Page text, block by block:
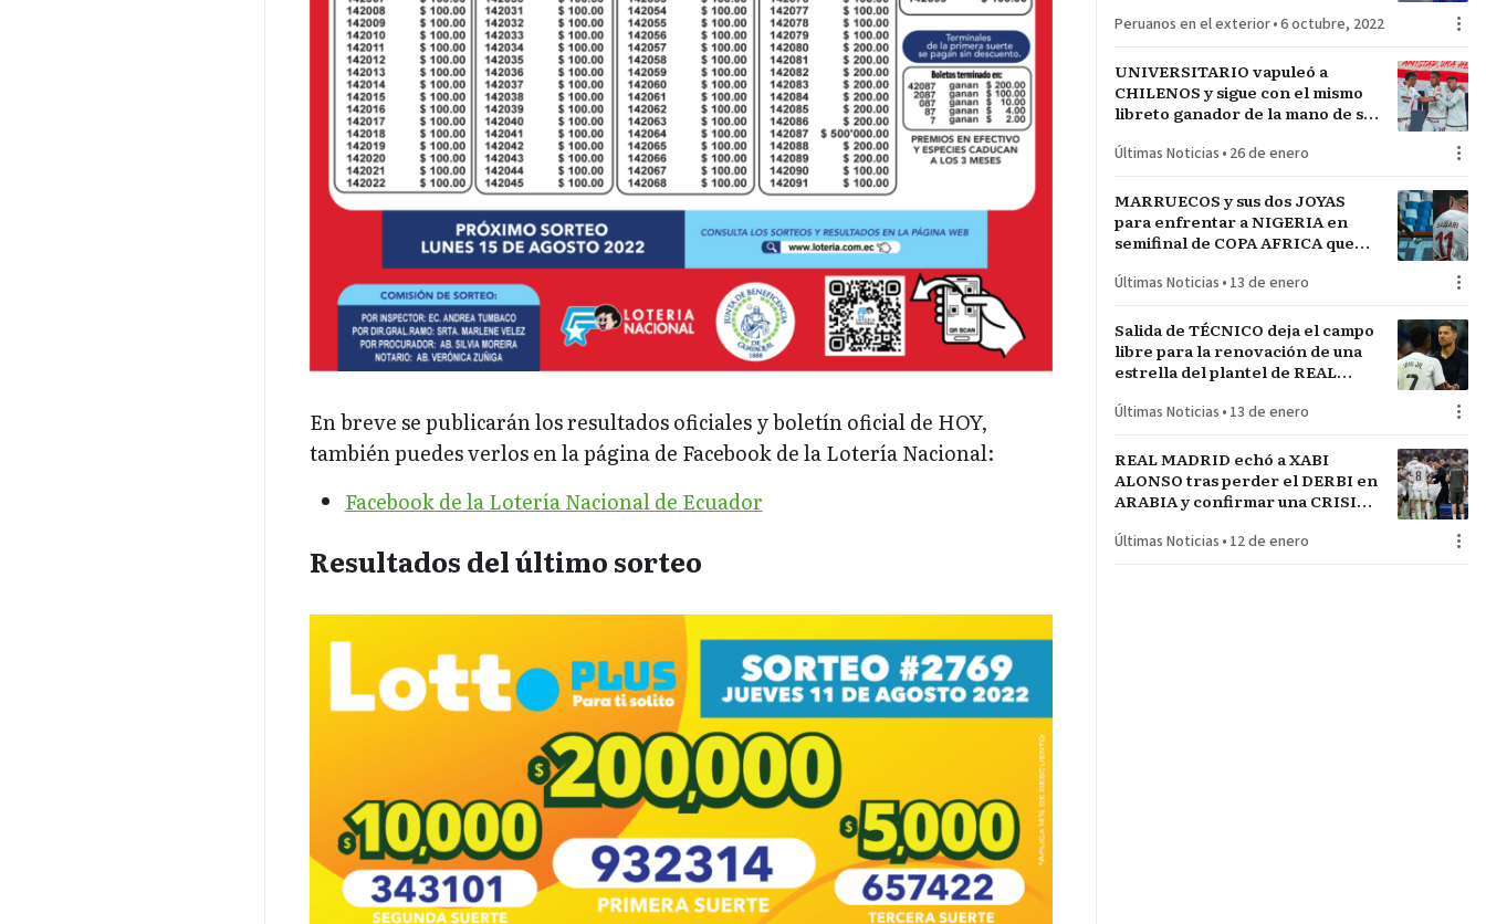
En breve se publicarán los resultados oficiales y boletín oficial de HOY,
también puedes verlos en la página de Facebook de la Lotería Nacional:
Facebook de la Lotería Nacional de Ecuador
Resultados del último sorteo
Peruanos en el exterior•6 octubre, 2022
UNIVERSITARIO vapuleó a
CHILENOS y sigue con el mismo
libreto ganador de la mano de su
RABANAL
Últimas Noticias • 26 de enero
MARRUECOS y sus dos JOYAS
para enfrentar a NIGERIA en
semifinal de COPA AFRICA que
pronóstico reservado
Últimas Noticias • 13 de enero
Salida de TÉCNICO deja el campo
libre para la renovación de una
estrella del plantel de REAL
Últimas Noticias • 13 de enero
REAL MADRID echó a XABI
ALONSO tras perder el DERBI en
ARABIA y confirmar una CRISIS
referentes del plantel
Últimas Noticias • 12 de enero